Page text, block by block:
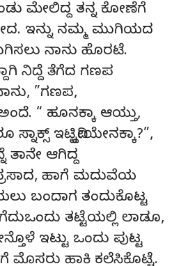
ಮೇಲಿದ್ದ ತನ್ನ ಕೋಣೆಗೆ
ಇನ್ನು ನಮ್ಮ ಮುಗಿಯದ
ನಾನು ಹೊರಟೆ.
ನಿದ್ದೆ ತೆಗೆದ ಗಣಪ
”ಗಣಪ,
“ ಹೂನಕ್ಕಾ ಆಯ್ತು,
ಇಟ್ಟಿದ್ದೀಯೇನಕ್ಕಾ?”,
ತಾನೇ ಆಗಿದ್ದ
ಹಾಗೆ ಮದುವೆಯ
ಬಂದಾಗ ತಂದುಕೊಟ್ಟ
ತಟ್ಟೆಯಲ್ಲಿ ಲಾಡೂ,
ಇಟ್ಟು ಒಂದು ಪುಟ್ಟ
ಮೊಸರು ಹಾಕಿ ಕಲೆಸಿಕೊಟ್ಟೆ.